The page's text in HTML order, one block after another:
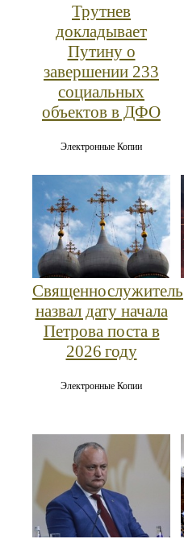
Трутнев
докладывает
Путину о
завершении 233
социальных
объектов в ДФО
Электронные Копии
Священнослужитель
назвал дату начала
Петрова поста в
2026 году
Электронные Копии